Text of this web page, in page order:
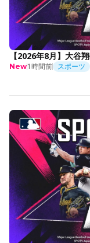
【2026年8月】大谷
New1時間前 スポーツ